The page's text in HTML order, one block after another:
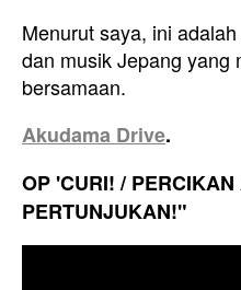
Menurut saya, ini
dan musik Jepang yang
bersamaan.
Akudama Drive.
OP 'CURI! /
PERTUNJUKAN!"